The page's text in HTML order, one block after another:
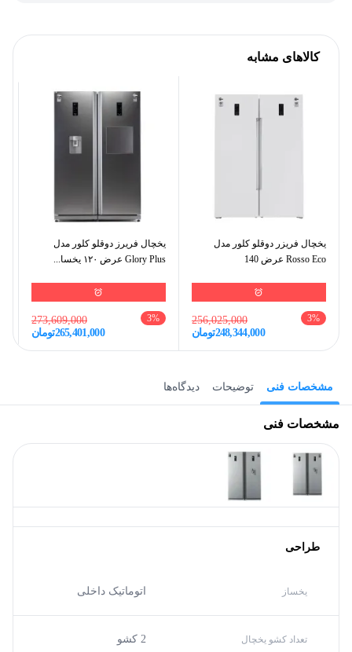
کالاهای مشابه
یخچال فریزر دوقلو کلور مدل
Rosso Eco عرض 140
3%
256,025,000
248,344,000تومان
یخچال فریرز دوقلو کلور مدل
Glory Plus عرض ۱۲۰ یخسا...
3%
273,609,000
265,401,000تومان
مشخصات فنی توضیحات دیدگاه‌ها
مشخصات فنی
طراحی
یخساز اتوماتیک داخلی
تعداد کشو یخچال 2 کشو